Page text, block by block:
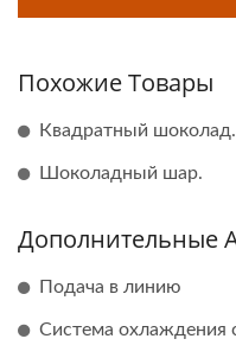
Похожие Товары
Квадратный шоколад.
Шоколадный шар.
Дополнительные
Подача в линию
Система охлаждения